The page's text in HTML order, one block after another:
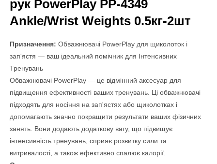
рук PowerPlay PP-4349
Ankle/Wrist Weights 0.5кг-2шт
Призначення: Обважнювачі PowerPlay для щиколоток і
зап'ястя — ваш ідеальний помічник для Інтенсивних
Тренувань
Обважнювачі PowerPlay — це відмінний аксесуар для
підвищення ефективності ваших тренувань. Ці обважнювачі
підходять для носіння на зап'ястях або щиколотках і
допомагають значно покращити результати ваших фізичних
занять. Вони додають додаткову вагу, що підвищує
інтенсивність тренувань, сприяє розвитку сили та
витривалості, а також ефективно спалює калорії.